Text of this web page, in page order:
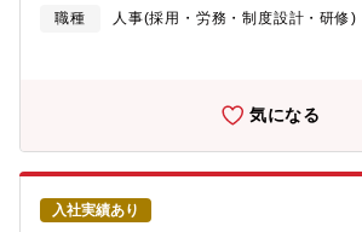
【マクセル株式会社について】■東証プライム
の混合分散、塗料の均質塗布、樹脂の精密成
ション」等、多角的な事業を行っています。
センサー）用の電池におて世界トップシェア■
IoT、ウェアラブル機器など、今後も伸びる
入れています。【おすすめポイント】■年間
い環境■車通勤OK■フレックスタイム制度あり
週宅手当制度あり■カフェテリアポイント制度
受け取れる「動く歩道」のような体験を届け
の制約があり、自社の努力だけでは、生活者
SaaS事業を手掛けながらも、パートナーの新
る事業も推進しております。現在は「銀行体
験」「保険体験」「投資体験」「相続体験」
業展開を進めていますが、私たちが目指す先
ものではなく、その先にある「地域デジタル
です。金融を入口に、法人・個人・従業員・
職種
人事(採用・労務・制度設計・研修)
気になる
入社実績あり